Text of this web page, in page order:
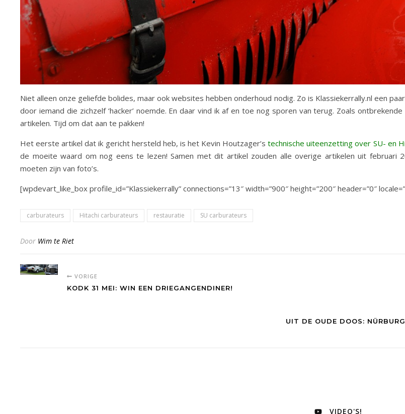
Niet alleen onze geliefde bolides, maar ook websites hebben onderhoud nodig. Zo is Klassiekerrally.nl een
door iemand die zichzelf ‘hacker’ noemde. En daar vind ik af en toe nog sporen van terug. Zoals
artikelen. Tijd om dat aan te pakken!
Het eerste artikel dat ik gericht hersteld heb, is het Kevin Houtzager’stechnische uiteenzetting over SU- en
de moeite waard om nog eens te lezen! Samen met dit artikel zouden alle overige artikelen uit februari
moeten zijn van foto’s.
[wpdevart_like_box profile_id=”Klassiekerrally” connections=”13″ width=”900″ height=”200″ header=”0″
carburateurs Hitachi carburateurs restauratie SU carburateurs
Door Wim te Riet
VORIGE
KODK 31 MEI: WIN EEN DRIEGANGENDINER!
UIT DE OUDE DOOS:
VIDEO'S!